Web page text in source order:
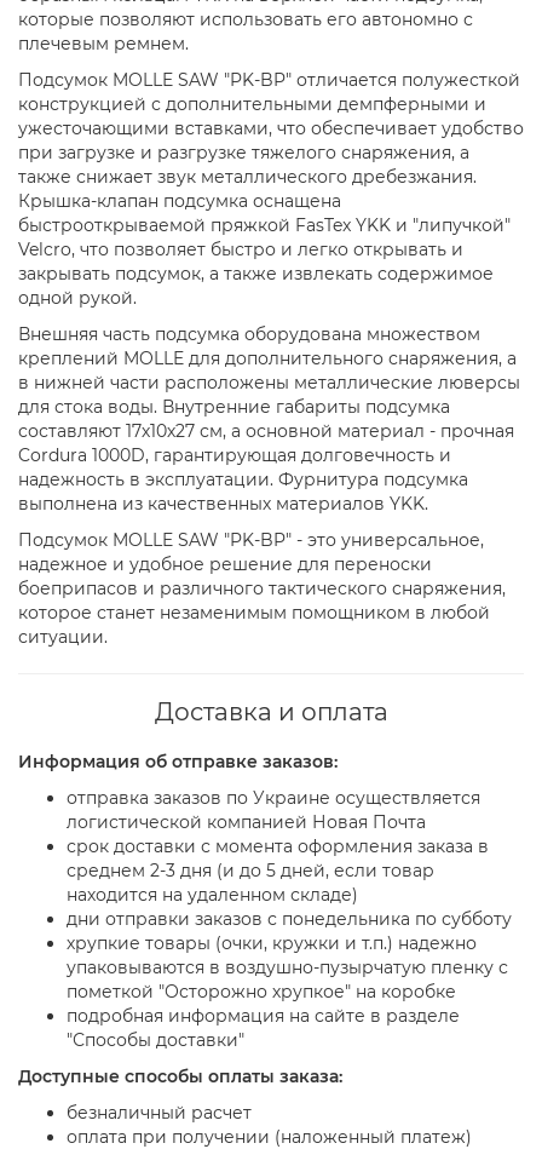
которые позволяют использовать его автономно с
плечевым ремнем.
Подсумок MOLLE SAW "PK-BP" отличается полужесткой
конструкцией с дополнительными демпферными и
ужесточающими вставками, что обеспечивает удобство
при загрузке и разгрузке тяжелого снаряжения, а
также снижает звук металлического дребезжания.
Крышка-клапан подсумка оснащена
быстрооткрываемой пряжкой FasTex YKK и "липучкой"
Velcro, что позволяет быстро и легко открывать и
закрывать подсумок, а также извлекать содержимое
одной рукой.
Внешняя часть подсумка оборудована множеством
креплений MOLLE для дополнительного снаряжения, а
в нижней части расположены металлические люверсы
для стока воды. Внутренние габариты подсумка
составляют 17х10х27 см, а основной материал - прочная
Cordura 1000D, гарантирующая долговечность и
надежность в эксплуатации. Фурнитура подсумка
выполнена из качественных материалов YKK.
Подсумок MOLLE SAW "PK-BP" - это универсальное,
надежное и удобное решение для переноски
боеприпасов и различного тактического снаряжения,
которое станет незаменимым помощником в любой
ситуации.
Доставка и оплата
Информация об отправке заказов:
отправка заказов по Украине осуществляется
логистической компанией Новая Почта
срок доставки с момента оформления заказа в
среднем 2-3 дня (и до 5 дней, если товар
находится на удаленном складе)
дни отправки заказов с понедельника по субботу
хрупкие товары (очки, кружки и т.п.) надежно
упаковываются в воздушно-пузырчатую пленку с
пометкой "Осторожно хрупкое" на коробке
подробная информация на сайте в разделе
"Способы доставки"
Доступные способы оплаты заказа:
безналичный расчет
оплата при получении (наложенный платеж)